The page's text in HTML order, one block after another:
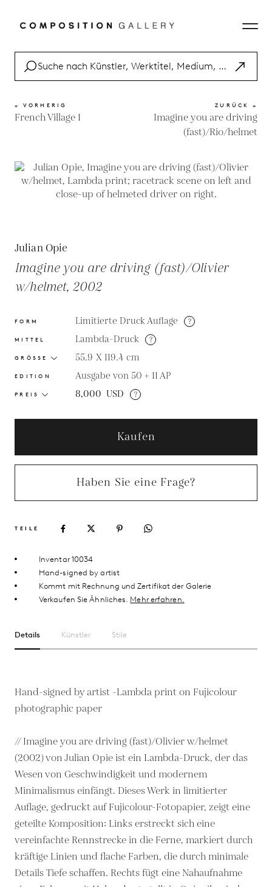
« VORHERIG
French Village 1
ZURÜCK »
Imagine you are driving
(fast)/Rio/helmet
Julian Opie
Imagine you are driving (fast)/Olivier
w/helmet, 2002
FORM Limitierte Druck Auflage ?
MITTEL Lambda-Druck ?
GRÖSSE 55.9 X 119.4 cm
EDITION Ausgabe von 50 + 11 AP
PREIS 8,000 USD ?
Kaufen
Haben Sie eine Frage?
TEILE
Inventar 10034
Hand-signed by artist
Kommt mit Rechnung und Zertifikat der Galerie
Verkaufen Sie Ähnliches. Mehr erfahren.
Details Künstler Stile
Hand-signed by artist -Lambda print on Fujicolour
photographic paper
// Imagine you are driving (fast)/Olivier w/helmet
(2002) von Julian Opie ist ein Lambda-Druck, der das
Wesen von Geschwindigkeit und modernem
Minimalismus einfängt. Dieses Werk in limitierter
Auflage, gedruckt auf Fujicolour-Fotopapier, zeigt eine
geteilte Komposition: Links erstreckt sich eine
vereinfachte Rennstrecke in die Ferne, markiert durch
kräftige Linien und flache Farben, die durch minimale
Details Tiefe schaffen. Rechts fügt eine Nahaufnahme